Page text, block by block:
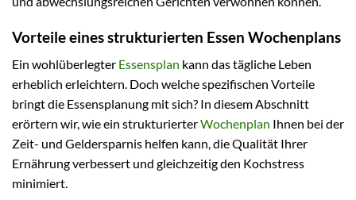
Vorteile eines strukturierten Essen Wochenplans
Ein wohlüberlegter Essensplan kann das tägliche Leben
erheblich erleichtern. Doch welche spezifischen Vorteile
bringt die Essensplanung mit sich? In diesem Abschnitt
erörtern wir, wie ein strukturierterWochenplan Ihnen bei der
Zeit- und Geldersparnis helfen kann, die Qualität Ihrer
Ernährung verbessert und gleichzeitig den Kochstress
minimiert.